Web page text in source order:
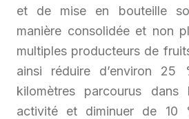
et de mise en bouteille
manière consolidée et non
multiples producteurs de
ainsi réduire d’environ
kilomètres parcourus
activité et diminuer de 10